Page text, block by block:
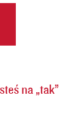
na „tak”